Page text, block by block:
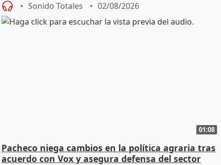
Sonido Totales 02/08/2026
01:08
Pacheco niega cambios en la política agraria tras
acuerdo con Vox y asegura defensa del sector